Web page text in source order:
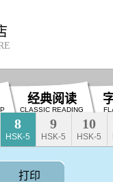
经典阅读
CLASSIC READING
8
HSK-5
9
HSK-5
10
HSK-5
打印